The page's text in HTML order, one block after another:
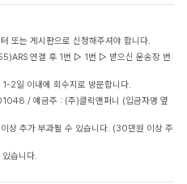
또는 게시판으로 신청해주셔야 합니다.
연결 후 1번 ▷ 1번 ▷ 받으신 운송장 번
2일 이내에 회수지로 방문합니다.
/ 예금주 : (주)클릭앤퍼니 (입금자명 옆
상 추가 부과될 수 있습니다. (30만원 이상 주
습니다.